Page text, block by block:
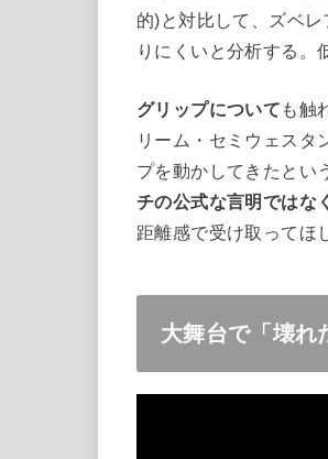
的)と対比して、ズベ
りにくいと分析する。
グリップについて も触
リーム・セミウェスタ
プを動かしてきたと
チの公式な言明ではな
距離感で受け取ってほ
大舞台で「壊